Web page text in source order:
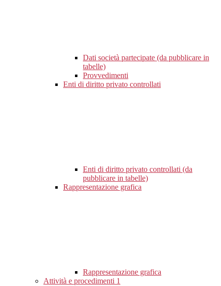
Dati società partecipate (da pubblicare in
tabelle)
Provvedimenti
Enti di diritto privato controllati
Enti di diritto privato controllati (da
pubblicare in tabelle)
Rappresentazione grafica
Rappresentazione grafica
Attività e procedimenti 1